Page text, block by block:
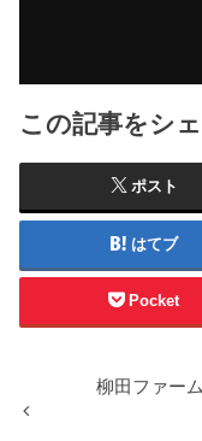
この記事をシ
ポスト
はてブ
Pocket
柳田ファー